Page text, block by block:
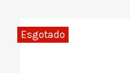
Esgotado